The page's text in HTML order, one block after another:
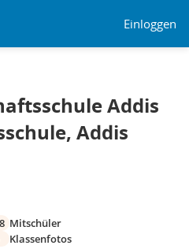
Einloggen
Addis
Addis
Mitschüler
Klassenfotos